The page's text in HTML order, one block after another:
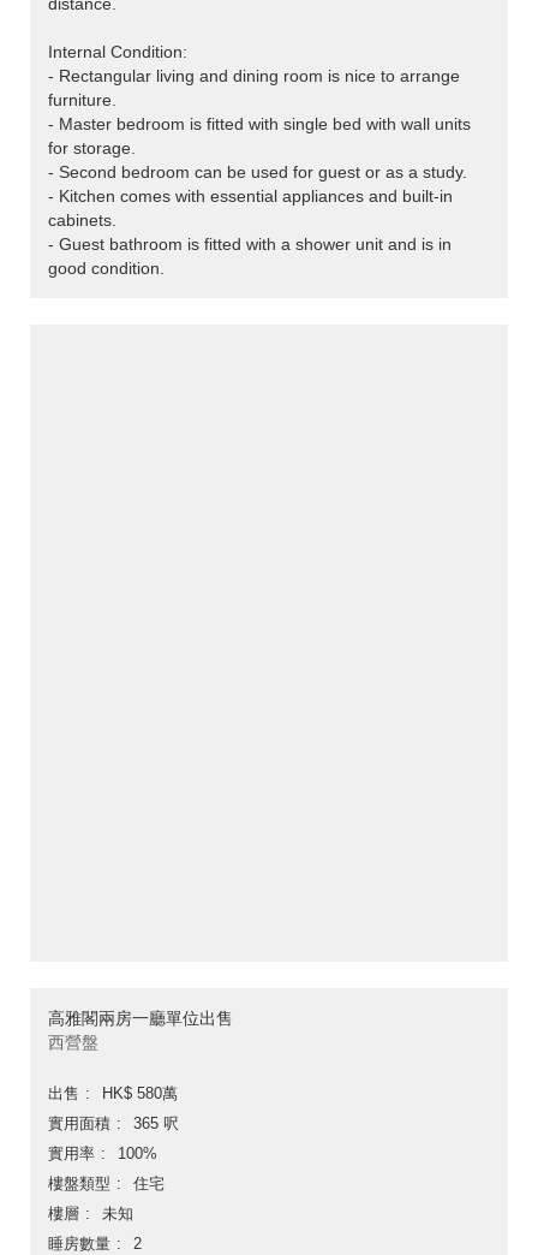
distance.
Internal Condition:
- Rectangular living and dining room is nice to arrange
furniture.
- Master bedroom is fitted with single bed with wall units
for storage.
- Second bedroom can be used for guest or as a study.
- Kitchen comes with essential appliances and built-in
cabinets.
- Guest bathroom is fitted with a shower unit and is in
good condition.
高雅閣兩房一廳單位出售
西營盤
出售
HK$ 580萬
實用面積
365 呎
實用率
100%
樓盤類型
住宅
樓層
未知
睡房數量
2